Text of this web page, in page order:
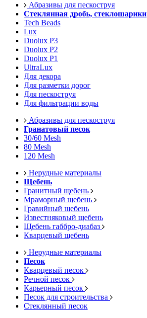
Абразивы для пескоструя
Стеклянная дробь, стеклошарики
Tech Beads
Lux
Duolux P3
Duolux P2
Duolux P1
UltraLux
Для декора
Для разметки дорог
Для пескоструя
Для фильтрации воды
Абразивы для пескоструя
Гранатовый песок
30/60 Mesh
80 Mesh
120 Mesh
Нерудные материалы
Щебень
Гранитный щебень
Мраморный щебень
Гравийный щебень
Известняковый щебень
Щебень габбро-диабаз
Кварцевый щебень
Нерудные материалы
Песок
Кварцевый песок
Речной песок
Карьерный песок
Песок для строительства
Стеклянный песок